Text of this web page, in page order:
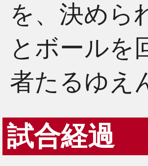
を、決めら
とボールを
者たるゆえ
試合経過